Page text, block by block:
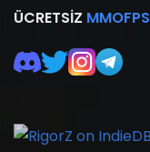
ÜCRETSIZ MMOFPS